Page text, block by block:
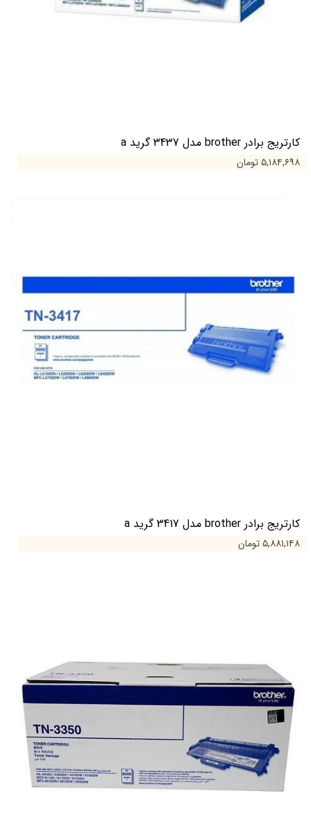
کارتریج برادر brother مدل 3437 گرید a
۵,۱۸۴,۶۹۸ تومان
کارتریج برادر brother مدل 3417 گرید a
۵,۸۸۱,۱۴۸ تومان